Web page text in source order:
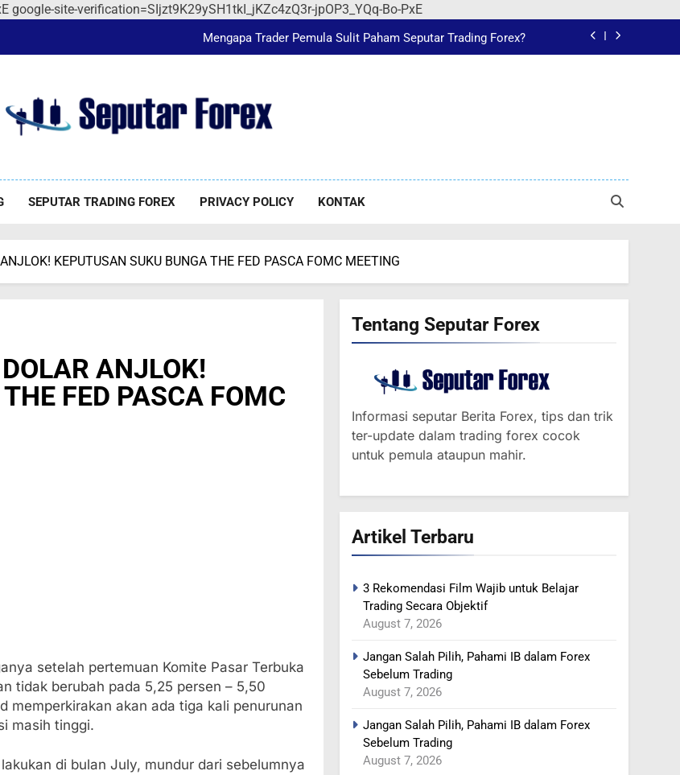
google-site-verification=SIjzt9K29ySH1tkI_jKZc4zQ3r-jpOP3_YQq-Bo-PxE
Mengapa Trader Pemula Sulit Paham Seputar Trading Forex?
Jangan Salah Pilih, Pahami IB dalam Forex Sebelum Trading
Mengapa Trader Pemula Sulit Paham Seputar Trading Forex?
Forex
SEPUTAR TRADING FOREX PRIVACY POLICY KONTAK
KEPUTUSAN SUKU BUNGA THE FED PASCA FOMC MEETING
ANJLOK!
FED PASCA FOMC
setelah pertemuan Komite Pasar Terbuka
tidak berubah pada 5,25 persen – 5,50
memperkirakan akan ada tiga kali penurunan
masih tinggi.
di bulan July, mundur dari sebelumnya
Tentang Seputar Forex
Informasi seputar Berita Forex, tips dan trik
ter-update dalam trading forex cocok
untuk pemula ataupun mahir.
Artikel Terbaru
3 Rekomendasi Film Wajib untuk Belajar
Trading Secara Objektif
August 7, 2026
Jangan Salah Pilih, Pahami IB dalam Forex
Sebelum Trading
August 7, 2026
Jangan Salah Pilih, Pahami IB dalam Forex
Sebelum Trading
August 7, 2026
364
MINYAK NAIK SETELAH
PEMANGKASAN
BERITA FOREX
365
ADANYA PERINGATAN